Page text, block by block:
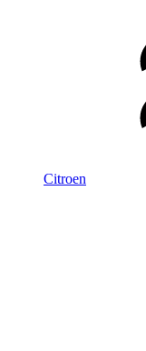
Citroen